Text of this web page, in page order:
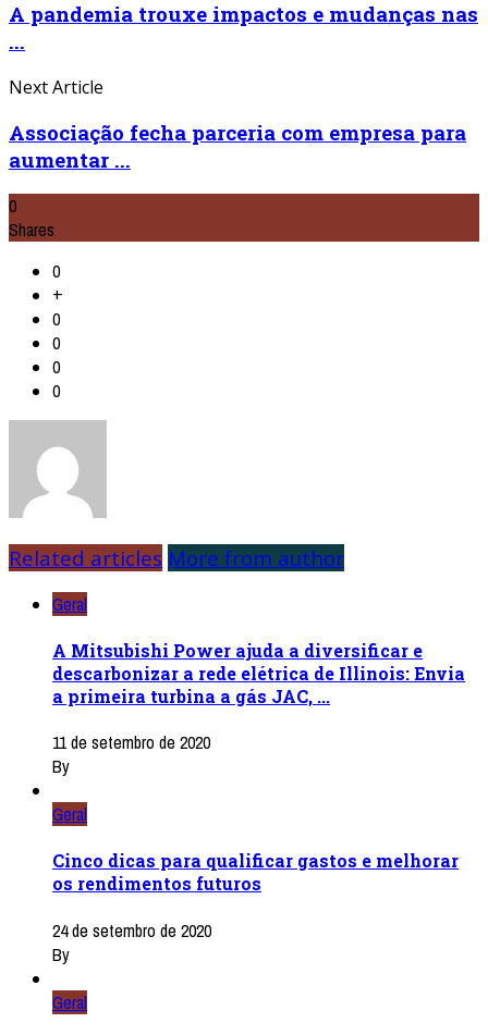
A pandemia trouxe impactos e mudanças nas
...
Next Article
Associação fecha parceria com empresa para
aumentar ...
0
Shares
0
+
0
0
0
0
Related articles More from author
Geral
A Mitsubishi Power ajuda a diversificar e
descarbonizar a rede elétrica de Illinois: Envia
a primeira turbina a gás JAC, ...
11 de setembro de 2020
By
Geral
Cinco dicas para qualificar gastos e melhorar
os rendimentos futuros
24 de setembro de 2020
By
Geral